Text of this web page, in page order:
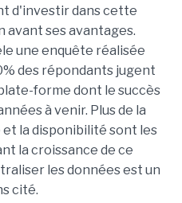
d'investir dans cette
ses avantages.
une enquête réalisée
des répondants jugent
forme dont le succès
à venir. Plus de la
la disponibilité sont les
la croissance de ce
les données est un
cité.